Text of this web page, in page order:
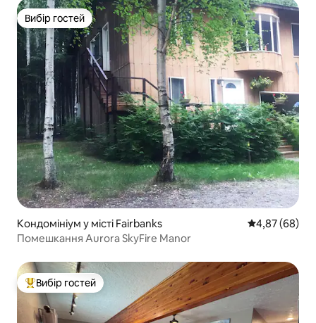
Вибір гостей
Вибір гостей
Кондомініум у місті Fairbanks Середня
4,87 (68)
Помешкання Aurora SkyFire Manor
Топ вибір гостей
Вибір гостей